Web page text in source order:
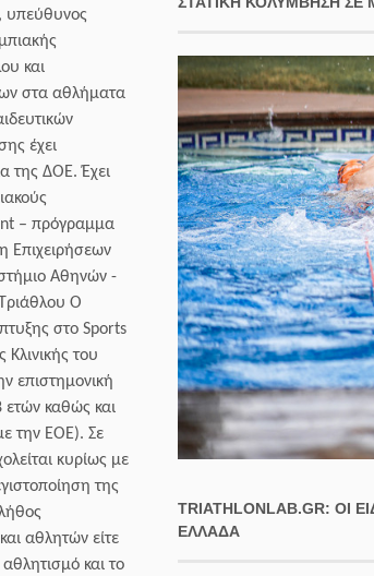
υπεύθυνος
και
στα αθλήματα
έχει
της ΔΟΕ. Έχει
– πρόγραμμα
Επιχειρήσεων
Αθηνών -
Ο
στο Sports
του
επιστημονική
ετών καθώς και
την ΕΟΕ). Σε
κυρίως με
της
αθλητών είτε
και το
TRIATHLONLAB.GR: ΟΙ
ΕΛΛΆΔΑ